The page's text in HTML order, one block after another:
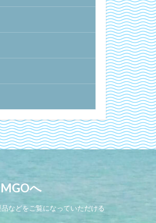
へ
などをご覧になっていただける